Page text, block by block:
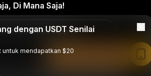
mendapatkan wawasan dan
Di Mana Saja!
Bybit App
dengan USDT Senilai
mendapatkan $20
Baca di Aplikasi Bybit